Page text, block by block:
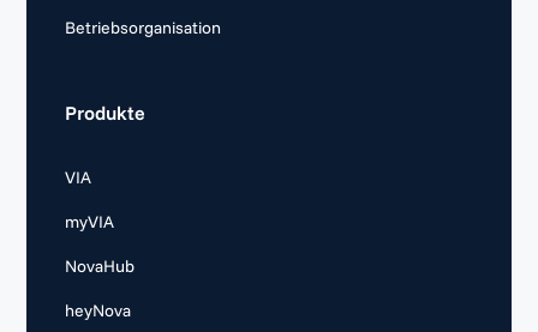
Betriebsorganisation
Produkte
VIA
myVIA
NovaHub
heyNova